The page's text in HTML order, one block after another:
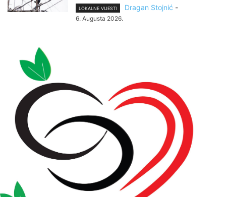
LOKALNE VIJESTI Dragan Stojnić -
6. Augusta 2026.